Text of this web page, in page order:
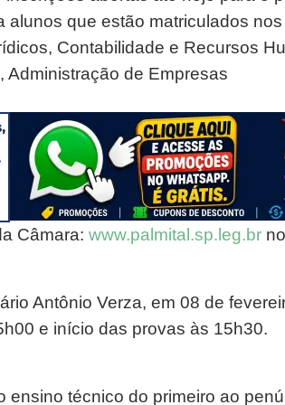
que estão matriculados
Contabilidade e Recursos
Administração de Empresas
Câmara: www.palmital.sp.leg.br
Antônio Verza, em 08 de
e início das provas às 15h30.
ensino técnico do primeiro ao